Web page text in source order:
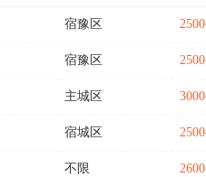
宿豫区
宿豫区
主城区
宿城区
不限